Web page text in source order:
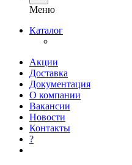
Меню
Каталог
Акции
Доставка
Документация
О компании
Вакансии
Новости
Контакты
?